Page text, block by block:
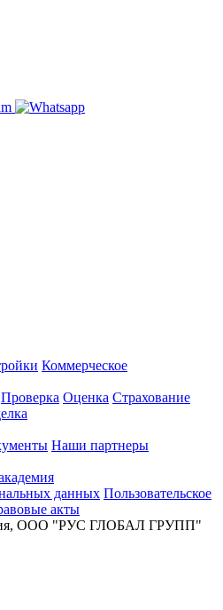
Коммерческое
Проверка Оценка Страхование
Наши партнеры
данных Пользовательское
акты
ООО "РУС ГЛОБАЛ ГРУПП"